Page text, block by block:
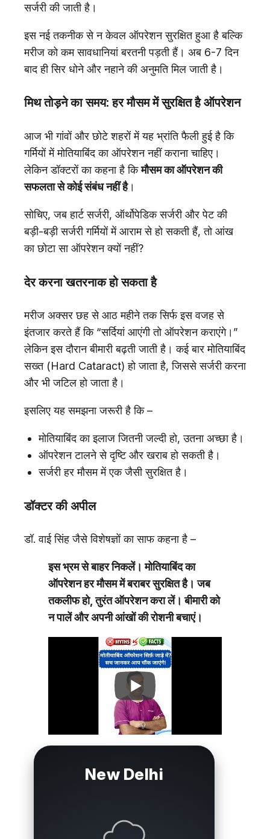
सर्जरी की जाती है।
इस नई तकनीक से न केवल ऑपरेशन सुरक्षित हुआ है बल्कि
मरीज को कम सावधानियां बरतनी पड़ती हैं। अब 6-7 दिन
बाद ही सिर धोने और नहाने की अनुमति मिल जाती है।
मिथ तोड़ने का समय: हर मौसम में सुरक्षित है ऑपरेशन
आज भी गांवों और छोटे शहरों में यह भ्रांति फैली हुई है कि
गर्मियों में मोतियाबिंद का ऑपरेशन नहीं कराना चाहिए।
लेकिन डॉक्टरों का कहना है किमौसम का ऑपरेशन की
सफलता से कोई संबंध नहीं है।
सोचिए, जब हार्ट सर्जरी, ऑर्थोपेडिक सर्जरी और पेट की
बड़ी-बड़ी सर्जरी गर्मियों में आराम से हो सकती हैं, तो आंख
का छोटा सा ऑपरेशन क्यों नहीं?
देर करना खतरनाक हो सकता है
मरीज अक्सर छह से आठ महीने तक सिर्फ इस वजह से
इंतजार करते हैं कि “सर्दियां आएंगी तो ऑपरेशन कराएंगे।”
लेकिन इस दौरान बीमारी बढ़ती जाती है। कई बार मोतियाबिंद
सख्त (Hard Cataract) हो जाता है, जिससे सर्जरी करना
और भी जटिल हो जाता है।
इसलिए यह समझना जरूरी है कि –
मोतियाबिंद का इलाज जितनी जल्दी हो, उतना अच्छा है।
ऑपरेशन टालने से दृष्टि और खराब हो सकती है।
सर्जरी हर मौसम में एक जैसी सुरक्षित है।
डॉक्टर की अपील
डॉ. वाई सिंह जैसे विशेषज्ञों का साफ कहना है –
इस भ्रम से बाहर निकलें। मोतियाबिंद का
ऑपरेशन हर मौसम में बराबर सुरक्षित है। जब
तकलीफ हो, तुरंत ऑपरेशन करा लें। बीमारी को
न पालें और अपनी आंखों की रोशनी बचाएं।
New Delhi